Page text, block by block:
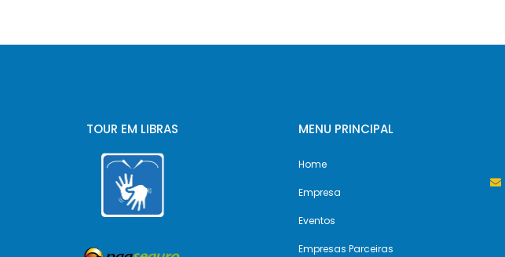
TOUR EM LIBRAS MENU PRINCIPAL
Home
Empresa
Eventos
Empresas Parceiras